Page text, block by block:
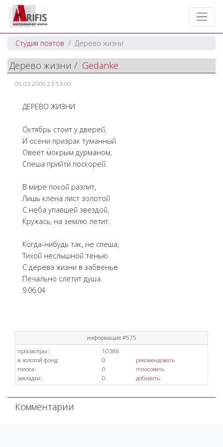
Студия поэтов Дерево жизни
Дерево жизни / Gedanke
06.03.2006 23:53:00
ДЕРЕВО ЖИЗНИ
Октябрь стоит у дверей,
И осени призрак туманный
Овеет мокрым дурманом,
Спеша прийти поскорей.
В мире покой разлит,
Лишь клёна лист золотой
С неба упавшей звездой,
Кружась, на землю летит.
Когда-нибудь так, не спеша,
Тихой неслышной тенью
С дерева жизни в забвенье
Печально слетит душа.
9.06.04
информация #575
просмотры:
10388
в золотой фонд:
0
рекомендовать
голоса:
0
голосовать
закладки:
0 добавить
Комментарии